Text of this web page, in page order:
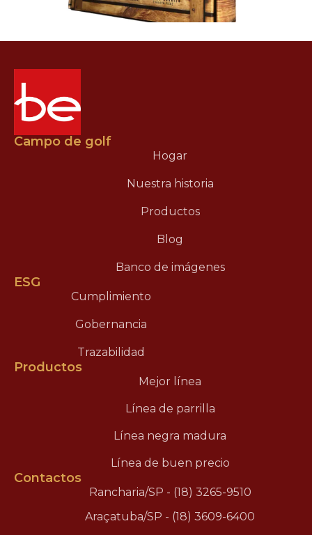
Campo de golf
Hogar
Nuestra historia
Productos
Blog
Banco de imágenes
ESG
Cumplimiento
Gobernancia
Trazabilidad
Productos
Mejor línea
Línea de parrilla
Línea negra madura
Línea de buen precio
Contactos
Rancharia/SP - (18) 3265-9510
Araçatuba/SP - (18) 3609-6400